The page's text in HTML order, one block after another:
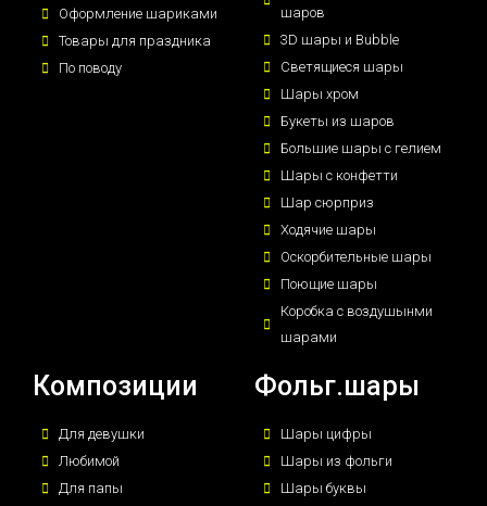
Оформление шариками
Товары для праздника
По поводу
шаров
3D шары и Bubble
Светящиеся шары
Шары хром
Букеты из шаров
Большие шары с гелием
Шары с конфетти
Шар сюрприз
Ходячие шары
Оскорбительные шары
Поющие шары
Коробка с воздушынми
шарами
Композиции
Для девушки
Любимой
Для папы
Фольг.шары
Шары цифры
Шары из фольги
Шары буквы